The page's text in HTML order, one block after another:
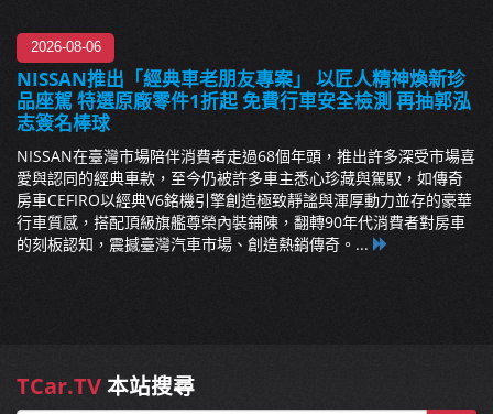
2026-08-06
NISSAN推出「經典車老朋友專案」 以匠人精神煥新珍
品座駕 特選原廠零件1折起 免費行車安全檢測 再抽郭泓
志簽名棒球
NISSAN在臺灣市場陪伴消費者走過68個年頭，推出許多深受市場喜
愛與認同的經典車款，至今仍被許多車主悉心珍藏與駕馭，如傳奇
房車CEFIRO以經典V6銘機引擎創造極致靜謐與渾厚動力並存的豪華
行車質感，搭配頂級旗艦尊榮內裝鋪陳，翻轉90年代消費者對房車
的刻板認知，震撼臺灣汽車市場、創造熱銷傳奇。...
TCar.TV本站搜尋